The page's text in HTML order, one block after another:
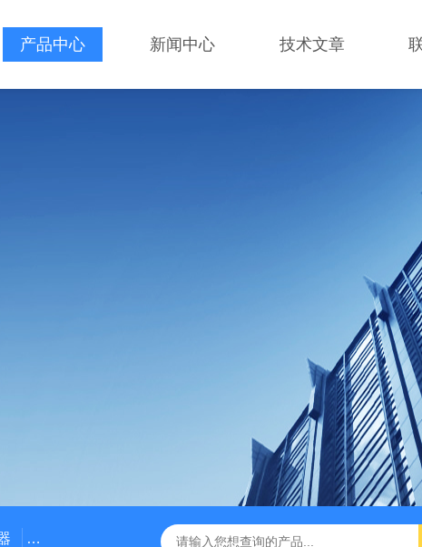
产品中心 新闻中心 技术文章
袋式过滤器价格 高效精密过滤器 高效精密过滤器价